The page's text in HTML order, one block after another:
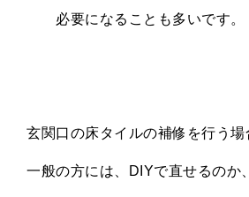
必要になることも多いです。
玄関口の床タイルの補修を行う場
一般の方には、 DIYで直せるのか、